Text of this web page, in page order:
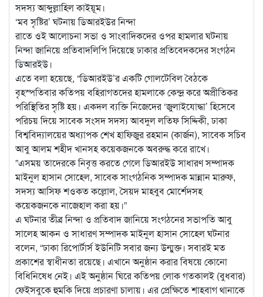
সদস্য আব্দুল্লাহিল কাইয়ূম।
‘মব ‍সৃষ্টির’ ঘটনায় ডিআরইউর নিন্দা
রাতে ওই আলোচনা সভা ও সাংবাদিকদের ওপর হামলার ঘটনায়
নিন্দা জানিয়ে প্রতিবাদলিপি দিয়েছে ঢাকার প্রতিবেদকদের সংগঠন
ডিআরইউ।
এতে বলা হয়েছে, “ডিআরইউ’র একটি গোলটেবিল বৈঠকে
বৃহস্পতিবার কতিপয় বহিরাগতদের হামলাকে কেন্দ্র করে অপ্রীতিকর
পরিস্থিতির সৃষ্টি হয়। একদল ব্যক্তি নিজেদের ‘জুলাইযোদ্ধা’ হিসেবে
পরিচয় দিয়ে সাবেক সংসদ সদস্য আবদুল লতিফ সিদ্দিকী, ঢাকা
বিশ্ববিদ্যালয়ের অধ্যাপক শেখ হাফিজুর রহমান (কার্জন), সাবেক সচিব
আবু আলম শহীদ খানসহ কয়েকজনকে অবরুদ্ধ করে রাখে।
”এসময় তাদেরকে নিবৃত্ত করতে গেলে ডিআরইউ সাধারণ সম্পাদক
মাইনুল হাসান সোহেল, সাবেক সাংগঠনিক সম্পাদক মান্নান মারুফ,
সদস্য আসিফ শওকত কল্লোল, সৈয়দ মাহবুব মোর্শেদসহ
কয়েকজনকে নাজেহাল করা হয়।”
এ ঘটনার তীব্র নিন্দা ও প্রতিবাদ জানিয়ে সংগঠনের সভাপতি আবু
সালেহ আকন ও সাধারণ সম্পাদক মাইনুল হাসান সোহেল ঘটনার
বলেন, “ঢাকা রিপোর্টার্স ইউনিটি সবার জন্য উন্মুক্ত। সবারই মত
প্রকাশের স্বাধীনতা রয়েছে। এখানে অনুষ্ঠান করার বিষয়ে কোনো
বিধিনিষেধ নেই। এই অনুষ্ঠান ঘিরে কতিপয় লোক গতকালই (বুধবার)
ফেইসবুকে হুমকি দিয়ে প্রচারণা চালায়। এর প্রেক্ষিতে শাহবাগ থানাকে